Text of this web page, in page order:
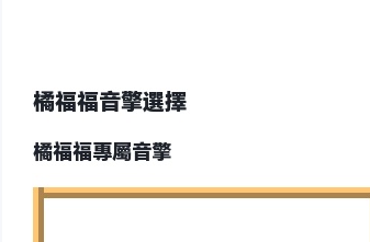
橘福福音擎選擇
橘福福專屬音擎